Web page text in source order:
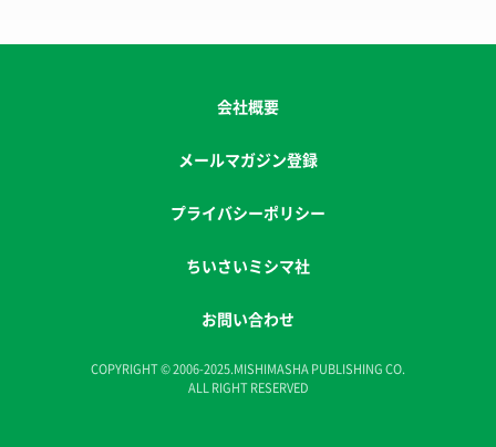
会社概要
メールマガジン登録
プライバシーポリシー
ちいさいミシマ社
お問い合わせ
COPYRIGHT © 2006-2025.MISHIMASHA PUBLISHING CO.
ALL RIGHT RESERVED